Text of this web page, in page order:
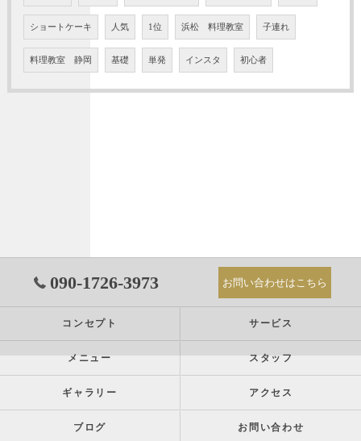
ショートケーキ 人気 1位 浜松 料理教室 子連れ
料理教室 静岡 基礎 単発 インスタ 初心者
090-1726-3973 お問い合わせはこちら
コンセプト サービス
メニュー スタッフ
ギャラリー アクセス
ブログ お問い合わせ